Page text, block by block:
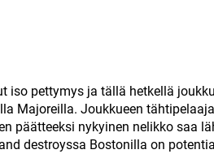
iso pettymys ja tällä hetkellä
Majoreilla. Joukkueen tähtipelaaja
päätteeksi nykyinen nelikko saa
destroyssa Bostonilla on